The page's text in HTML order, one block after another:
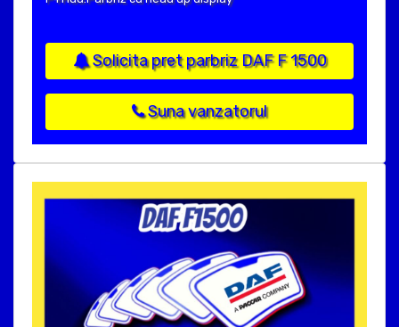
Solicita pret parbriz DAF F 1500
Suna vanzatorul